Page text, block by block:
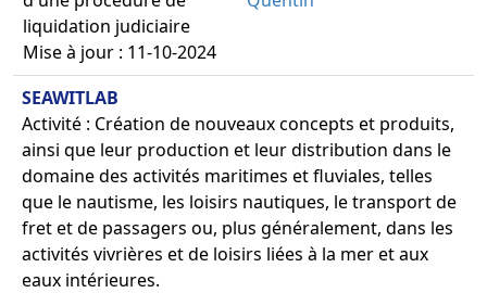
liquidation judiciaire
Mise à jour : 11-10-2024
SEAWITLAB
Activité : Création de nouveaux concepts et produits,
ainsi que leur production et leur distribution dans le
domaine des activités maritimes et fluviales, telles
que le nautisme, les loisirs nautiques, le transport de
fret et de passagers ou, plus généralement, dans les
activités vivrières et de loisirs liées à la mer et aux
eaux intérieures.